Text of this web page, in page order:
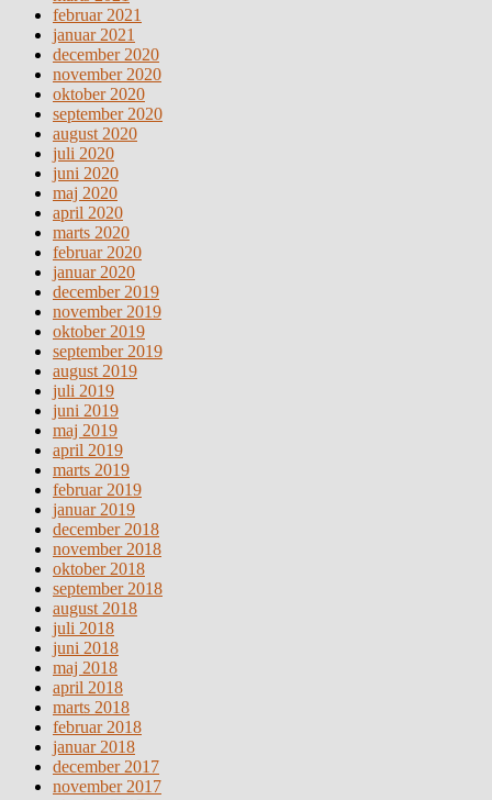
februar 2021
januar 2021
december 2020
november 2020
oktober 2020
september 2020
august 2020
juli 2020
juni 2020
maj 2020
april 2020
marts 2020
februar 2020
januar 2020
december 2019
november 2019
oktober 2019
september 2019
august 2019
juli 2019
juni 2019
maj 2019
april 2019
marts 2019
februar 2019
januar 2019
december 2018
november 2018
oktober 2018
september 2018
august 2018
juli 2018
juni 2018
maj 2018
april 2018
marts 2018
februar 2018
januar 2018
december 2017
november 2017